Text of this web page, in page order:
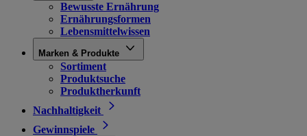
Bewusste Ernährung
Ernährungsformen
Lebensmittelwissen
Marken & Produkte
Sortiment
Produktsuche
Produktherkunft
Nachhaltigkeit
Gewinnspiele